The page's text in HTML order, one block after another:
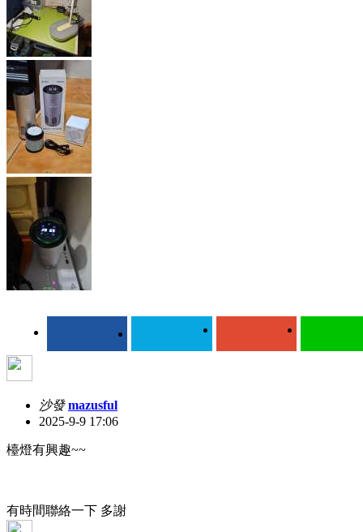
沙發 mazusful
2025-9-9 17:06
檯燈有興趣~~
有時間聯絡一下 多謝